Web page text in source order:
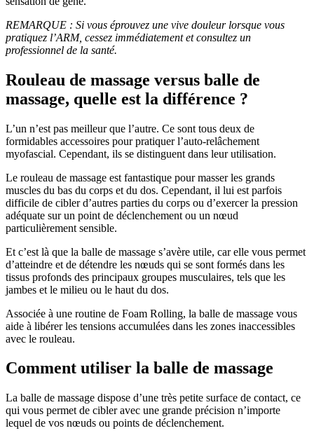
REMARQUE : Si vous éprouvez une vive douleur lorsque vous
pratiquez l’ARM, cessez immédiatement et consultez un
professionnel de la santé.
Rouleau de massage versus balle de
massage, quelle est la différence ?
L’un n’est pas meilleur que l’autre. Ce sont tous deux de
formidables accessoires pour pratiquer l’auto-relâchement
myofascial. Cependant, ils se distinguent dans leur utilisation.
Le rouleau de massage est fantastique pour masser les grands
muscles du bas du corps et du dos. Cependant, il lui est parfois
difficile de cibler d’autres parties du corps ou d’exercer la pression
adéquate sur un point de déclenchement ou un nœud
particulièrement sensible.
Et c’est là que la balle de massage s’avère utile, car elle vous permet
d’atteindre et de détendre les nœuds qui se sont formés dans les
tissus profonds des principaux groupes musculaires, tels que les
jambes et le milieu ou le haut du dos.
Associée à une routine de Foam Rolling, la balle de massage vous
aide à libérer les tensions accumulées dans les zones inaccessibles
avec le rouleau.
Comment utiliser la balle de massage
La balle de massage dispose d’une très petite surface de contact, ce
qui vous permet de cibler avec une grande précision n’importe
lequel de vos nœuds ou points de déclenchement.